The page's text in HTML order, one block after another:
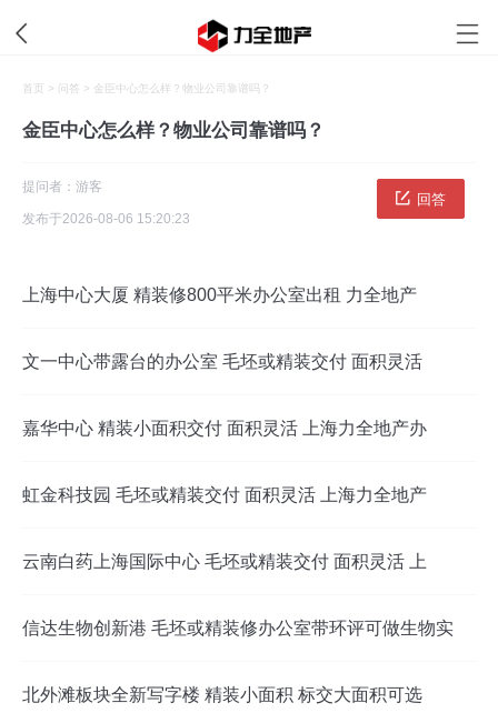
首页 > 问答 > 金臣中心怎么样？物业公司靠谱吗？
金臣中心怎么样？物业公司靠谱吗？
提问者：游客
发布于2026-08-06 15:20:23
回答
上海中心大厦 精装修800平米办公室出租 力全地产
文一中心带露台的办公室 毛坯或精装交付 面积灵活
嘉华中心 精装小面积交付 面积灵活 上海力全地产办
虹金科技园 毛坯或精装交付 面积灵活 上海力全地产
云南白药上海国际中心 毛坯或精装交付 面积灵活 上
信达生物创新港 毛坯或精装修办公室带环评可做生物实
北外滩板块全新写字楼 精装小面积 标交大面积可选